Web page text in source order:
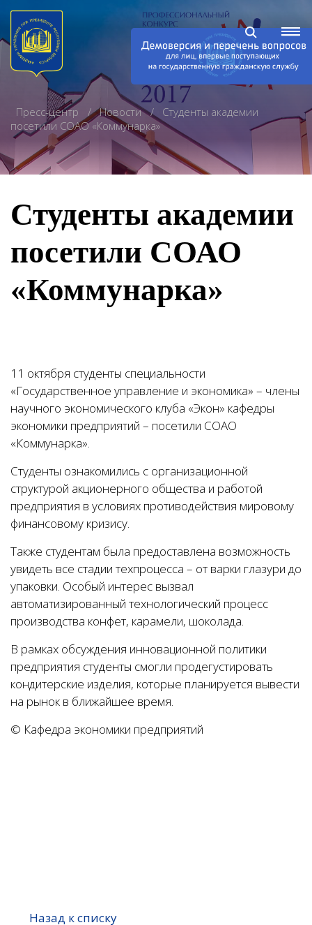
Пресс-центр Новости
Студенты академии
посетили СОАО «Коммунарка»
Студенты академии
посетили СОАО
«Коммунарка»
11 октября студенты специальности
«Государственное управление и экономика» – члены
научного экономического клуба «Экон» кафедры
экономики предприятий – посетили СОАО
«Коммунарка».
Студенты ознакомились с организационной
структурой акционерного общества и работой
предприятия в условиях противодействия мировому
финансовому кризису.
Также студентам была предоставлена возможность
увидеть все стадии техпроцесса – от варки глазури до
упаковки. Особый интерес вызвал
автоматизированный технологический процесс
производства конфет, карамели, шоколада.
В рамках обсуждения инновационной политики
предприятия студенты смогли продегустировать
кондитерские изделия, которые планируется вывести
на рынок в ближайшее время.
© Кафедра экономики предприятий
Назад к списку